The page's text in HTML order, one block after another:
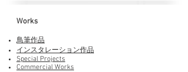
Works​
鳥筆作品
インスタレーション作品
Special Projects
Commercial Works